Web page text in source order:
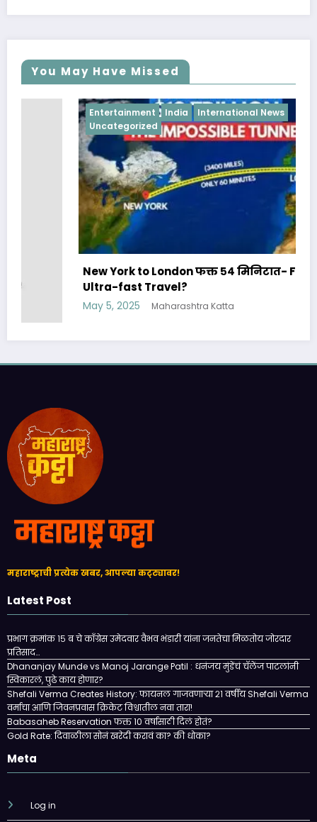
You May Have Missed
Entertainment India
International News
Uncategorized
New York to London फक्त ५४ मिनिटात- Future of
Ultra-fast Travel?
Maharashtra Katta
महाराष्ट्राची प्रत्येक खबर, आपल्या कट्ट्यावर!
Latest Post
प्रभाग क्रमांक १५ ब चे काँग्रेस उमेदवार वैभव भंडारी यांना जनतेचा मिळतोय जोरदार
प्रतिसाद…
Dhananjay Munde vs Manoj Jarange Patil : धनंजय मुंडेंचं चॅलेंज पाटलांनी
स्विकारलं, पुढे काय होणार?
Shefali Verma Creates History: फायनल गाजवणाऱ्या २१ वर्षीय Shefali Verma
वर्माचा आणि जिवनप्रवास क्रिकेट विश्वातील नवा तारा!
Babasaheb Reservation फक्त 10 वर्षासाठी दिलं होतं?
Gold Rate: दिवाळीला सोनं खरेदी करावं का? की धोका?
Meta
Log in